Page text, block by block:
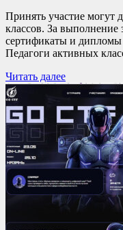
Принять участие могут
классов. За выполнение
сертификаты и дипломы
Педагоги активных
Читать далее